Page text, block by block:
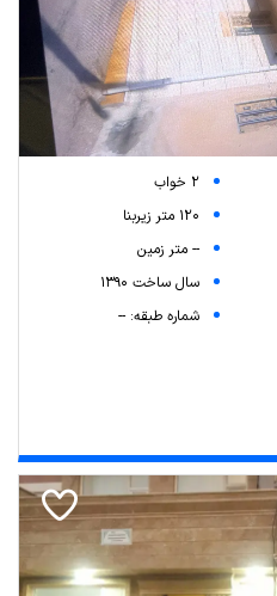
2 خواب
120 متر زیربنا
-- متر زمین
سال ساخت 1390
شماره طبقه: --